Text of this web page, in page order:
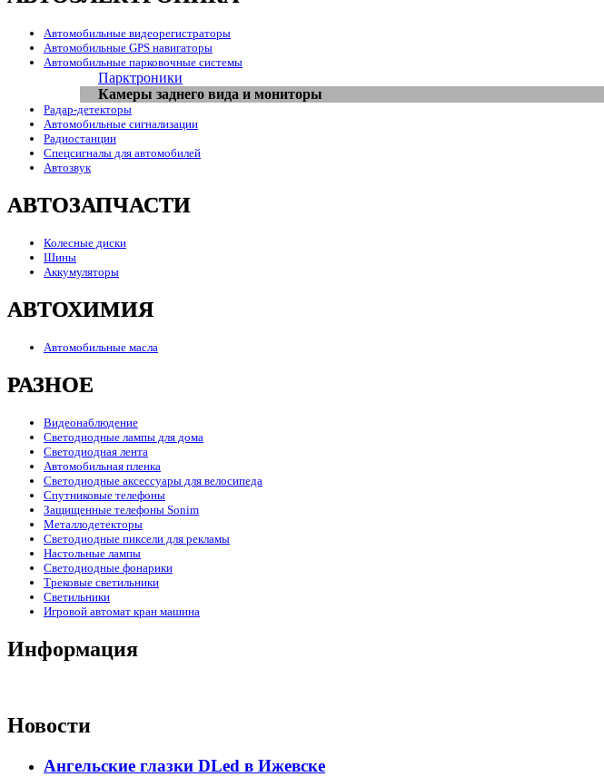
Автомобильные видеорегистраторы
Автомобильные GPS навигаторы
Автомобильные парковочные системы
Парктроники
Камеры заднего вида и мониторы
Радар-детекторы
Автомобильные сигнализации
Радиостанции
Спецсигналы для автомобилей
Автозвук
АВТОЗАПЧАСТИ
Колесные диски
Шины
Аккумуляторы
АВТОХИМИЯ
Автомобильные масла
РАЗНОЕ
Видеонаблюдение
Светодиодные лампы для дома
Светодиодная лента
Автомобильная пленка
Светодиодные аксессуары для велосипеда
Спутниковые телефоны
Защищенные телефоны Sonim
Металлодетекторы
Светодиодные пиксели для рекламы
Настольные лампы
Светодиодные фонарики
Трековые светильники
Светильники
Игровой автомат кран машина
Информация
Новости
Ангельские глазки DLed в Ижевске